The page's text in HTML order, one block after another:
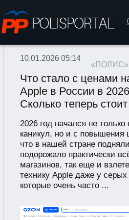
«ПОЛИС»
10.01.2026 05:14
Что стало с ценами
Apple в России в
Сколько теперь
2026 год начался не
каникул, но и с повышения
что в нашей стране
подорожало практически
магазинов, так еще и
технику Apple даже у
которые очень часто ...